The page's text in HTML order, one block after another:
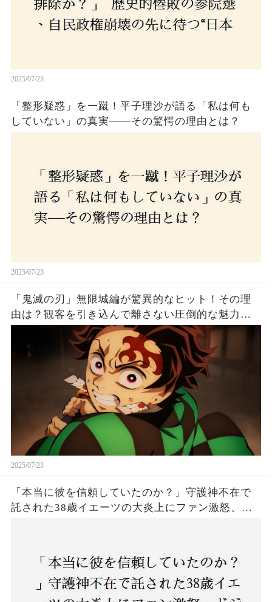
2025/07/23
「整形疑惑」を一蹴！平子理沙が語る「私は何も
していない」の真実——その驚愕の理由とは？
2025/07/23
「鬼滅の刃」無限城編が驚異的なヒット！その理
由は？観客を引き込んで離さない圧倒的な魅力と
2025/07/23
「本当に彼を信頼していたのか？」守護神不在で
託された38歳イエーツの大炎上にファン激怒、ド